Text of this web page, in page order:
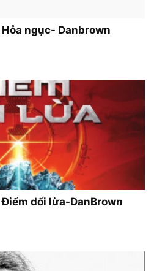
ngục- Danbrown
dối lừa-DanBrown